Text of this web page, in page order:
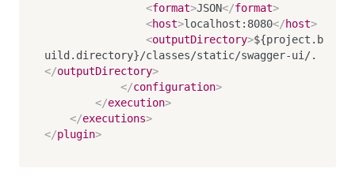
<format>JSON</format>
<host>localhost:8080</host>
<outputDirectory>${project.b
uild.directory}/classes/static/swagger-ui/.
</outputDirectory>
</configuration>
</execution>
</executions>
</plugin>